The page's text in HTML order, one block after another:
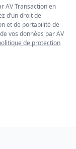
AV Transaction en
d’un droit de
et de portabilité de
vos données par AV
de protection